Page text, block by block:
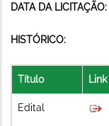
DATA DA LICITAÇÃO:
HISTÓRICO:
Título Link
Edital